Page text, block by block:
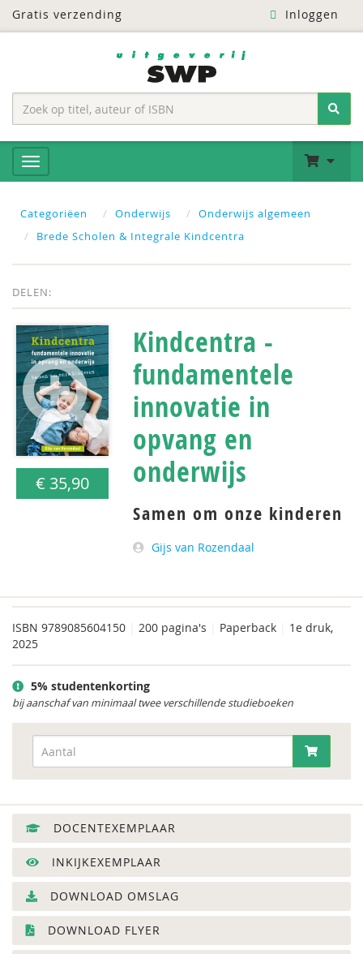
Gratis verzending Inloggen
Categoriëen Onderwijs
Onderwijs algemeen
Brede Scholen & Integrale Kindcentra
DELEN:
€ 35,90
Kindcentra -
fundamentele
innovatie in
opvang en
onderwijs
Samen om onze kinderen
Gijs van Rozendaal
ISBN 9789085604150 200 pagina's Paperback
1e druk,
2025
5% studentenkorting
bij aanschaf van minimaal twee verschillende studieboeken
DOCENTEXEMPLAAR
INKIJKEXEMPLAAR
DOWNLOAD OMSLAG
DOWNLOAD FLYER